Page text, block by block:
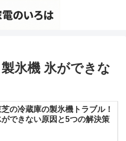
氷機 氷ができな
芝の冷蔵庫の製氷機トラブル！
ができない原因と5つの解決策